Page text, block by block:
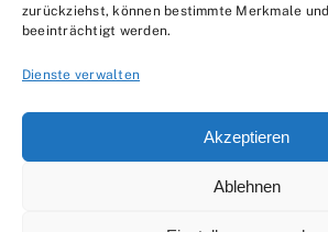
zurückziehst, können bestimmte Merkmale
beeinträchtigt werden.
Dienste verwalten
Akzeptieren
Ablehnen
© 2007 - 2026 •by